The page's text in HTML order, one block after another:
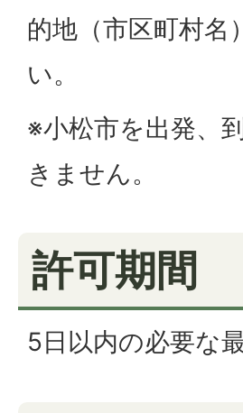
的地（市区町村
い。
※小松市を出発、
きません。
許可期間
5日以内の必要な